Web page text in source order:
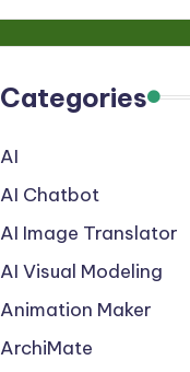
Categories
AI
AI Chatbot
AI Image Translator
AI Visual Modeling
Animation Maker
ArchiMate